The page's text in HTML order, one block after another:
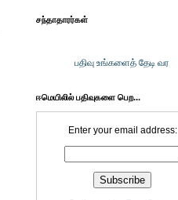
சந்தாதாரர்கள்
பதிவு உங்களைத் தேடி வர
ஈமெயிலில் பதிவுகளை பெற...
Enter your email address: